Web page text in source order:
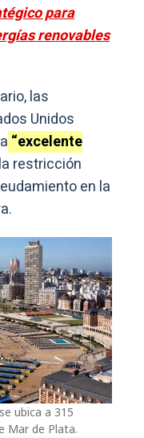
para
renovables
las
Unidos
“excelente
restricción
en la
ubica a 315
Mar de Plata.